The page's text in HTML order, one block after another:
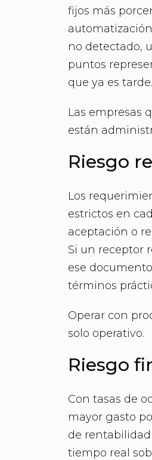
fijos más
no detectado,
puntos
que ya es tarde.
Las empresas
están
Riesgo
Los
estrictos en
aceptación o
Si un receptor
ese
términos
Operar con
solo operativo.
Riesgo
Con tasas de
mayor gasto
de
tiempo real